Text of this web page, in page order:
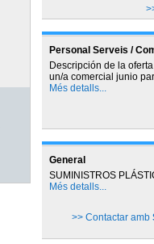
Personal Serveis /
Descripción de la
un/a comercial junio
Més detalls...
General
SUMINISTROS
Més detalls...
>> Contactar amb